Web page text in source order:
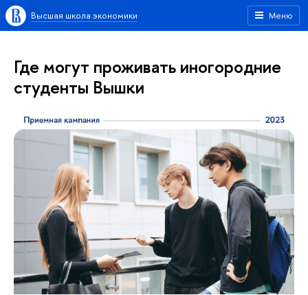
Меню
Высшая школа экономики
Где могут проживать иногородние
студенты Вышки